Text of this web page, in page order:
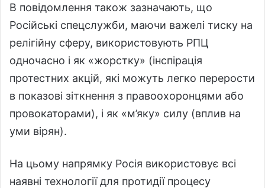
В повідомлення також зазначають, що
Російські спецслужби, маючи важелі тиску на
релігійну сферу, використовують РПЦ
одночасно і як «жорстку» (інспірація
протестних акцій, які можуть легко перерости
в показові зіткнення з правоохоронцями або
провокаторами), і як «м’яку» силу (вплив на
уми вірян).
На цьому напрямку Росія використовує всі
наявні технології для протидії процесу